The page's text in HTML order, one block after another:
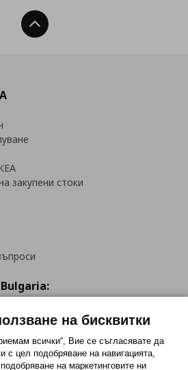
Нагоре
закупени стоки
на бисквитки
всички“, Вие се съгласявате да
с цел подобряване на навигацията,
на маркетинговите ни